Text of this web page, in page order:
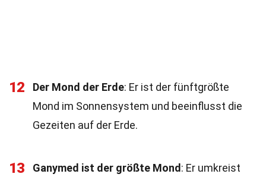
12 Der Mond der Erde: Er ist der fünftgrößte
Mond im Sonnensystem und beeinflusst die
Gezeiten auf der Erde.
13 Ganymed ist der größte Mond : Er umkreist